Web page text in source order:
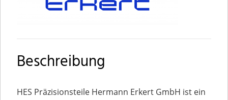
Beschreibung
HES Präzisionsteile Hermann Erkert GmbH ist ein